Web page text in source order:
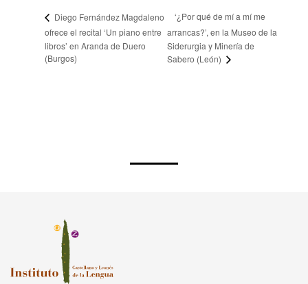
Diego Fernández Magdaleno
ofrece el recital ‘Un piano entre
libros’ en Aranda de Duero
(Burgos)
‘¿Por qué de mí a mí me
arrancas?’, en la Museo de la
Siderurgia y Minería de
Sabero (León)